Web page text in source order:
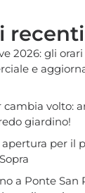
recenti
2026: gli
e
volto:
giardino!
apertura per il
a Ponte San